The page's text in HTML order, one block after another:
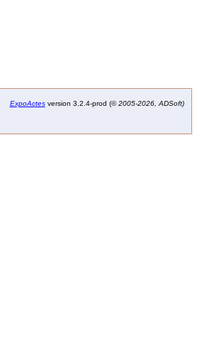
ExpoActesversion 3.2.4-prod (©2005-2026, ADSoft)